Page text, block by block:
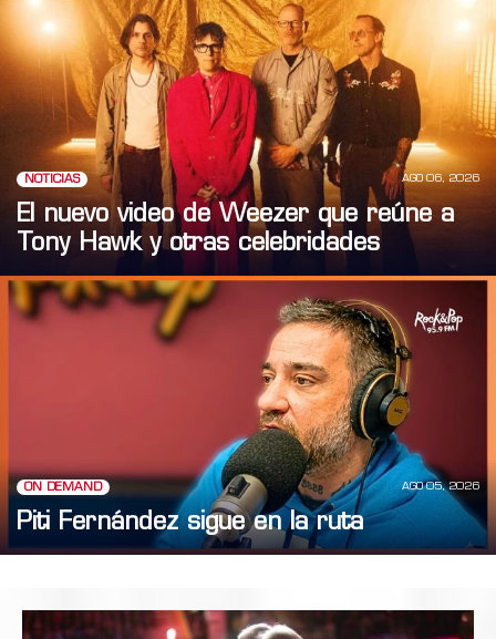
NOTICIAS AGO 06, 2026
El nuevo video de Weezer que reúne a
Tony Hawk y otras celebridades
ON DEMAND AGO 05, 2026
Piti Fernández sigue en la ruta